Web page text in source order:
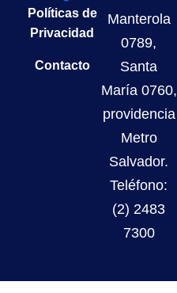
Políticas de
Privacidad
Contacto
Manterola
0789,
Santa
María 0760,
providencia
Metro
Salvador.
Teléfono:
(2) 2483
7300